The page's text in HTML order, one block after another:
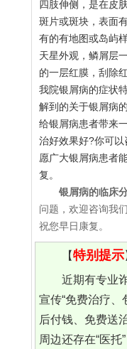
四肢伸侧，是在皮
斑片或斑块，表面
有的有地图或岛屿
天星外观，鳞屑层
的一层红膜，刮除
我院银屑病的症状
解到的关于银屑病
给银屑病患者带来
治好效果好?你可
愿广大银屑病患者
复。
银屑病的临床
问题，欢迎咨询我
祝您早日康复。
【特别提示
近期有专业
宣传“免费治疗
后付钱、免费送
周边还存在“医